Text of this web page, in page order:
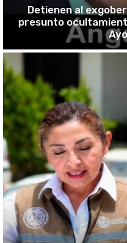
Detienen al
presunto